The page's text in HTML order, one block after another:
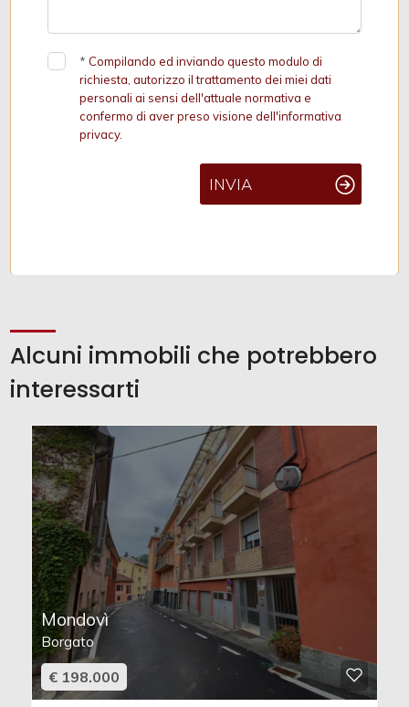
* Compilando ed inviando questo modulo di
richiesta, autorizzo il trattamento dei miei dati
personali ai sensi dell'attuale normativa e
confermo di aver preso visione dell'informativa
privacy.
INVIA
Alcuni immobili che potrebbero
interessarti
Mondovì
Borgato
€ 198.000